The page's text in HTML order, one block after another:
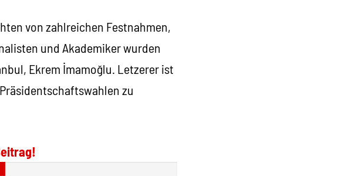
von zahlreichen Festnahmen,
und Akademiker wurden
Ekrem İmamoğlu. Letzerer ist
zu